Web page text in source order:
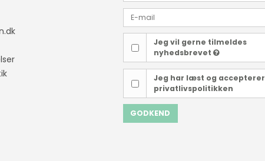
Jeg vil gerne tilmeldes
nyhedsbrevet
Jeg har læst og accepterer
privatlivspolitikken
GODKEND